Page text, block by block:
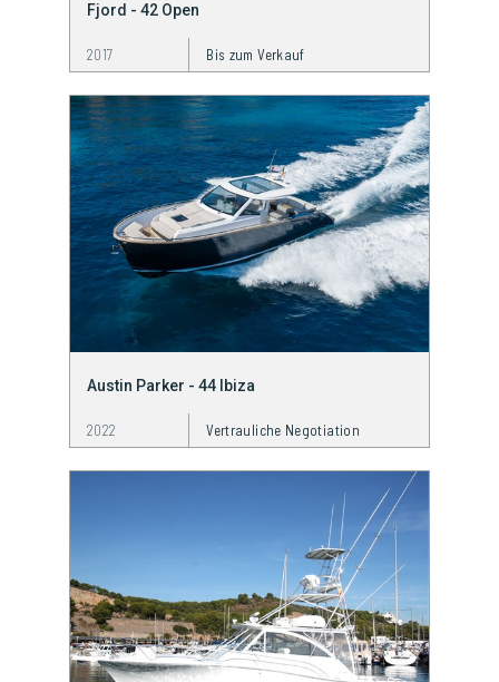
Fjord - 42 Open
2017 Bis zum Verkauf
Austin Parker - 44 Ibiza
2022 Vertrauliche Negotiation